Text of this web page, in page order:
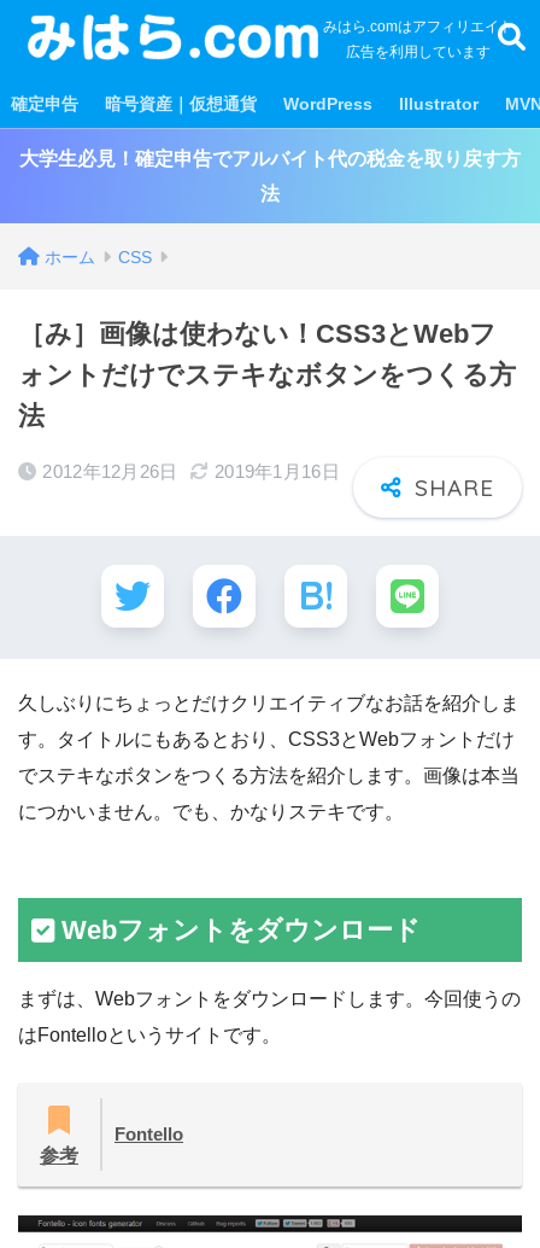
みはら.comはアフィリエイト
広告を利用しています
確定申告 暗号資産｜仮想通貨 WordPress Illustrator
大学生必見！確定申告でアルバイト代の税金を取り戻す方
法
ホーム CSS
［み］画像は使わない！CSS3とWebフ
ォントだけでステキなボタンをつくる方
法
2012年12月26日 2019年1月16日
久しぶりにちょっとだけクリエイティブなお話を紹介しま
す。タイトルにもあるとおり、CSS3とWebフォントだけ
でステキなボタンをつくる方法を紹介します。画像は本当
につかいません。でも、かなりステキです。
Webフォントをダウンロード
まずは、Webフォントをダウンロードします。今回使うの
はFontelloというサイトです。
参考
Fontello